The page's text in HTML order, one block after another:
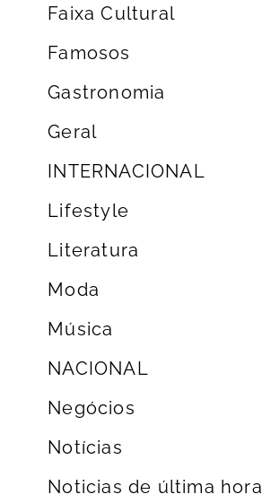
Faixa Cultural
Famosos
Gastronomia
Geral
INTERNACIONAL
Lifestyle
Literatura
Moda
Música
NACIONAL
Negócios
Notícias
Noticias de última hora